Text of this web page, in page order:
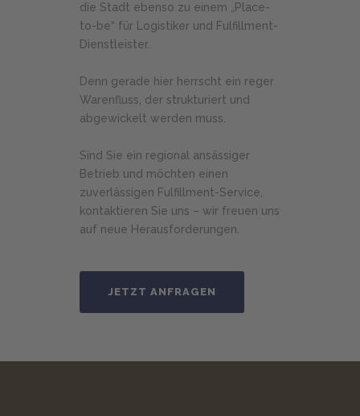
die Stadt ebenso zu einem „Place-
to-be“ für Logistiker und Fulfillment-
Dienstleister.
Denn gerade hier herrscht ein reger
Warenfluss, der strukturiert und
abgewickelt werden muss.
Sind Sie ein regional ansässiger
Betrieb und möchten einen
zuverlässigen Fulfillment-Service,
kontaktieren Sie uns – wir freuen uns
auf neue Herausforderungen.
JETZT ANFRAGEN